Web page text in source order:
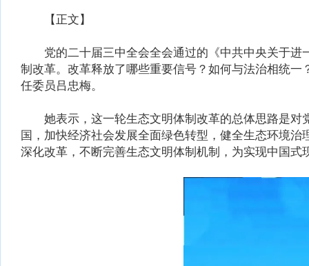
【正文】
党的二十届三中全会全会通过的《中共中央关于进
制改革。改革释放了哪些重要信号？如何与法治相统
任委员吕忠梅。
她表示，这一轮生态文明体制改革的总体思路是对
国，加快经济社会发展全面绿色转型，健全生态环境
深化改革，不断完善生态文明体制机制，为实现中国式